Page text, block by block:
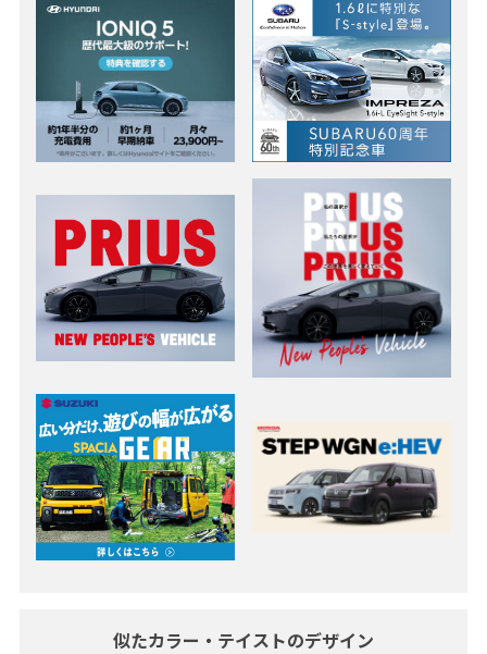
似たカラー・テイストのデザイン